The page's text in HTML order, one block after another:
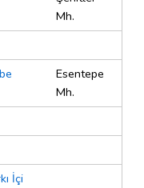
Mh.
Esentepe
Mh.
İçi